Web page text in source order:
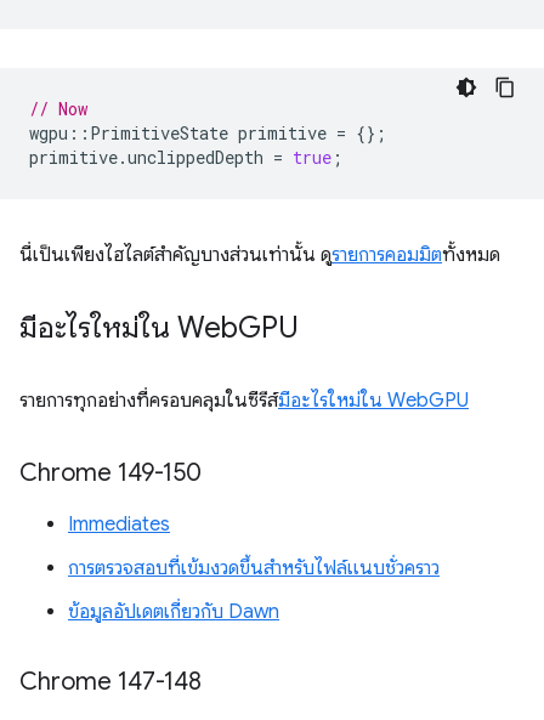
// Now
wgpu :: PrimitiveState primitive = {};
primitive.unclippedDepth = true ;
นี่เป็นเพียงไฮไลต์สำคัญบางส่วนเท่านั้น ดูรายการคอมมิตทั้งหมด
มีอะไรใหม่ใน WebGPU
รายการทุกอย่างที่ครอบคลุมในซีรีส์มีอะไรใหม่ใน WebGPU
Chrome 149-150
Immediates
การตรวจสอบที่เข้มงวดขึ้นสำหรับไฟล์แนบชั่วคราว
ข้อมูลอัปเดตเกี่ยวกับ Dawn
Chrome 147-148